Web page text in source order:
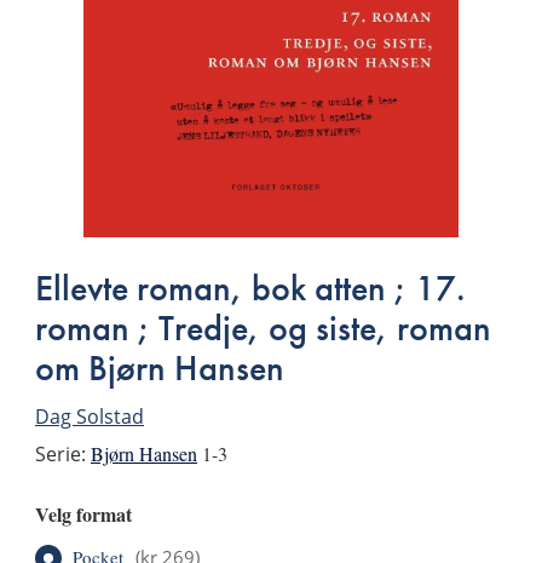
Ellevte roman, bok atten ; 17.
roman ; Tredje, og siste, roman
om Bjørn Hansen
Dag Solstad
Serie: Bjørn Hansen 1-3
Velg format
Pocket (kr 269)